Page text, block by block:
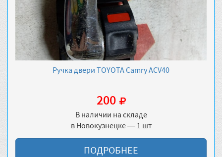
Ручка двери TOYOTA Camry ACV40
200
В наличии на складе
в Новокузнецке — 1 шт
ПОДРОБНЕЕ